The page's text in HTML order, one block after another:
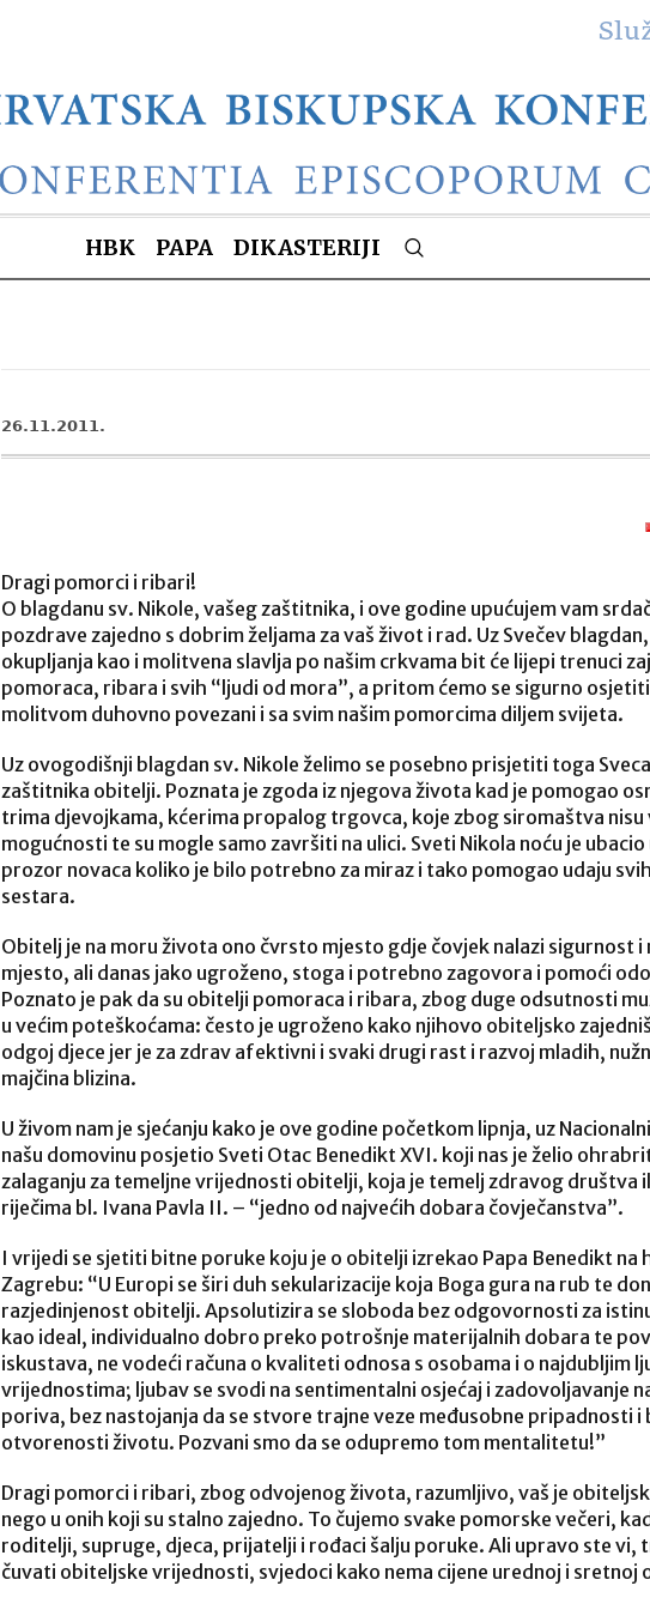
HBK PAPA DIKASTERIJI
26.11.2011.
Dragi pomorci i ribari!
O blagdanu sv. Nikole, vašeg zaštitnika, i ove godine upućujem vam
pozdrave zajedno s dobrim željama za vaš život i rad. Uz Svečev
okupljanja kao i molitvena slavlja po našim crkvama bit će lijepi trenuci
pomoraca, ribara i svih “ljudi od mora”, a pritom ćemo se sigurno
molitvom duhovno povezani i sa svim našim pomorcima diljem svijeta.
Uz ovogodišnji blagdan sv. Nikole želimo se posebno prisjetiti toga
zaštitnika obitelji. Poznata je zgoda iz njegova života kad je pomogao
trima djevojkama, kćerima propalog trgovca, koje zbog siromaštva nisu
mogućnosti te su mogle samo završiti na ulici. Sveti Nikola noću je ubacio
prozor novaca koliko je bilo potrebno za miraz i tako pomogao udaju
sestara.
Obitelj je na moru života ono čvrsto mjesto gdje čovjek nalazi sigurnost i
mjesto, ali danas jako ugroženo, stoga i potrebno zagovora i pomoći
Poznato je pak da su obitelji pomoraca i ribara, zbog duge odsutnosti
u većim poteškoćama: često je ugroženo kako njihovo obiteljsko
odgoj djece jer je za zdrav afektivni i svaki drugi rast i razvoj mladih,
majčina blizina.
U živom nam je sjećanju kako je ove godine početkom lipnja, uz
našu domovinu posjetio Sveti Otac Benedikt XVI. koji nas je želio
zalaganju za temeljne vrijednosti obitelji, koja je temelj zdravog društva
riječima bl. Ivana Pavla II. – “jedno od najvećih dobara čovječanstva”.
I vrijedi se sjetiti bitne poruke koju je o obitelji izrekao Papa Benedikt na
Zagrebu: “U Europi se širi duh sekularizacije koja Boga gura na rub te
razjedinjenost obitelji. Apsolutizira se sloboda bez odgovornosti za
kao ideal, individualno dobro preko potrošnje materijalnih dobara te
iskustava, ne vodeći računa o kvaliteti odnosa s osobama i o najdubljim
vrijednostima; ljubav se svodi na sentimentalni osjećaj i zadovoljavanje
poriva, bez nastojanja da se stvore trajne veze međusobne pripadnosti i
otvorenosti životu. Pozvani smo da se odupremo tom mentalitetu!”
Dragi pomorci i ribari, zbog odvojenog života, razumljivo, vaš je
nego u onih koji su stalno zajedno. To čujemo svake pomorske večeri,
roditelji, supruge, djeca, prijatelji i rođaci šalju poruke. Ali upravo ste vi,
čuvati obiteljske vrijednosti, svjedoci kako nema cijene urednoj i sretnoj